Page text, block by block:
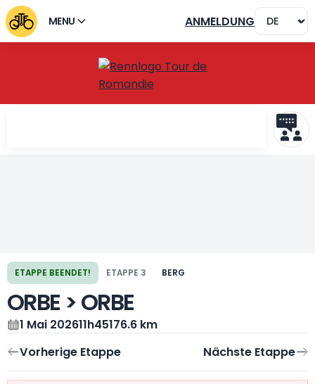
MENU ANMELDUNG
ETAPPE BEENDET! ETAPPE 3 BERG
ORBE > ORBE
1 Mai 202611h45176.6 km
Vorherige Etappe Nächste Etappe